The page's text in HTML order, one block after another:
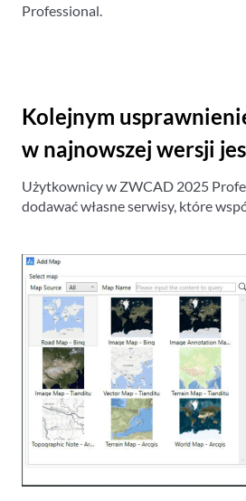
Professional.
Kolejnym
w najnowszej wersji
Użytkownicy w ZWCAD 2025
dodawać własne serwisy, które